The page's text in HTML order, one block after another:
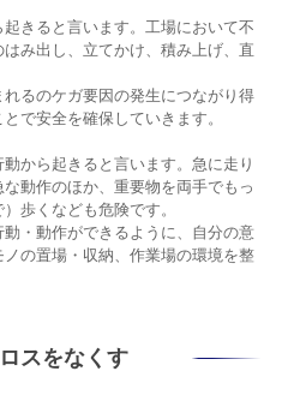
きると言います。工場において不
み出し、立てかけ、積み上げ、直
るのケガ要因の発生につながり得
で安全を確保していきます。
から起きると言います。急に走り
動作のほか、重要物を両手でもっ
歩くなども危険です。
・動作ができるように、自分の意
の置場・収納、作業場の環境を整
スをなくす